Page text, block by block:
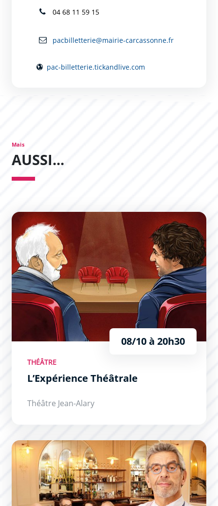
04 68 11 59 15
pacbilletterie@mairie-carcassonne.fr
pac-billetterie.tickandlive.com
Mais
AUSSI...
L’Expérience Théâtrale
08/10 à 20h30
THÉÂTRE
L’Expérience Théâtrale
Théâtre Jean-Alary
Secret(s) Médical